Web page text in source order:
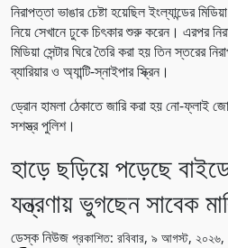
নিরাপত্তা ভাঙার চেষ্টা হয়েছিল ইংল্যান্ডের
নিয়ে সেখানে ঢুকে চিৎকার শুরু করেন। এরপর
মিডিয়া সেন্টার ঘিরে তৈরি করা হয় তিন স্তরের
ব্যারিয়ার ও অ্যান্টি-স্নাইপার স্ক্রিন।
ড্রোন হামলা ঠেকাতে জারি করা হয় নো-ফ্লাই
সশস্ত্র পুলিশ।
হাড়ে ছড়িয়ে পড়েছে
যন্ত্রণায় ভুগছেন সাবেক
ডেস্ক নিউজ প্রকাশিত: রবিবার, ৯ আগস্ট, ২০২৬,